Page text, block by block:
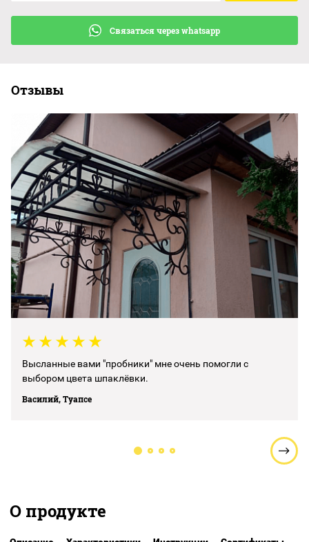
Связаться через whatsapp
Отзывы
Высланные вами "пробники" мне очень помогли с
выбором цвета шпаклёвки.
Василий, Туапсе
О продукте